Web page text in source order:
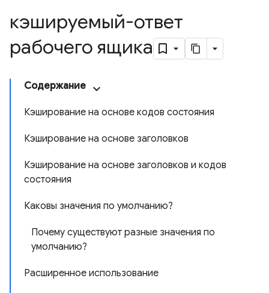
кэшируемый-ответ
рабочего ящика
Содержание
Кэширование на основе кодов состояния
Кэширование на основе заголовков
Кэширование на основе заголовков и кодов
состояния
Каковы значения по умолчанию?
Почему существуют разные значения по
умолчанию?
Расширенное использование